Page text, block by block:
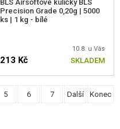
BLS Airsoftové kuličky BLS
Precision Grade 0,20g | 5000
ks | 1 kg - bílé
10.8. u Vás
213 Kč SKLADEM
5 6 7 Další Konec